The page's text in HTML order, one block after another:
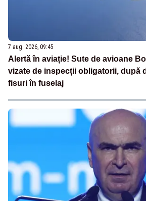
7 aug. 2026, 09:45
Alertă în aviație! Sute de avioane
vizate de inspecții obligatorii, după
fisuri în fuselaj